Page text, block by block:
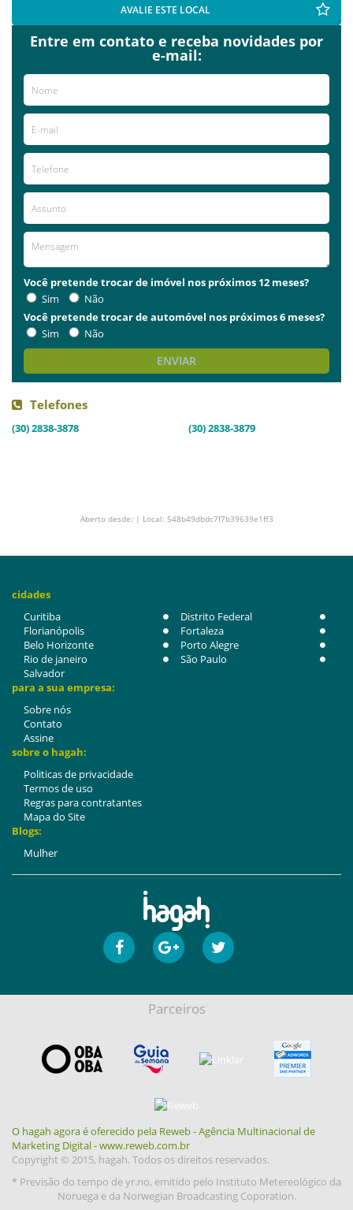
AVALIE ESTE LOCAL
Entre em contato e receba novidades por
e-mail:
Você pretende trocar de imóvel nos próximos 12 meses?
Sim
Não
Você pretende trocar de automóvel nos próximos 6 meses?
Sim
Não
ENVIAR
Telefones
(30) 2838-3878 (30) 2838-3879
Aberto desde: | Local: 548b49dbdc7f7b39639e1ff3
cidades
Curitiba
Distrito Federal
Florianópolis
Fortaleza
Belo Horizonte
Porto Alegre
Rio de janeiro
São Paulo
Salvador
para a sua empresa:
Sobre nós
Contato
Assine
sobre o hagah:
Politicas de privacidade
Termos de uso
Regras para contratantes
Mapa do Site
Blogs:
Mulher
Parceiros
O hagah agora é oferecido pela Reweb - Agência Multinacional de
Marketing Digital - www.reweb.com.br
Copyright © 2015, hagah. Todos os direitos reservados.
* Previsão do tempo de yr.no, emitido pelo Instituto Metereológico da
Noruega e da Norwegian Broadcasting Coporation.